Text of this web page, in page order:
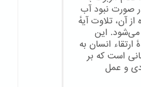
صورت نبود آب
آن، تلاوت آیهٔ
این
انسان به
است که بر
و عمل